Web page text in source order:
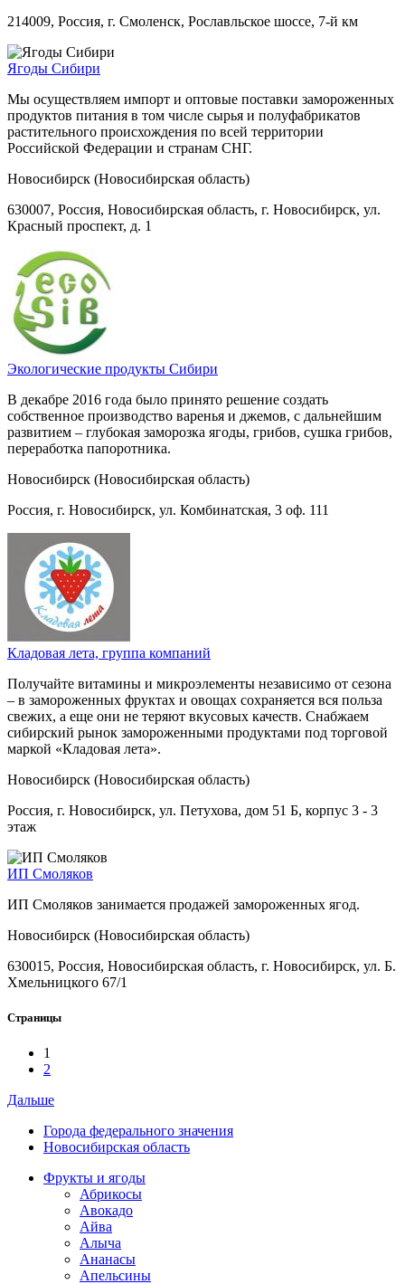
214009, Россия, г. Смоленск, Рославльское шоссе, 7-й км
Ягоды Сибири
Мы осуществляем импорт и оптовые поставки замороженных
продуктов питания в том числе сырья и полуфабрикатов
растительного происхождения по всей территории
Российской Федерации и странам СНГ.
Новосибирск (Новосибирская область)
630007, Россия, Новосибирская область, г. Новосибирск, ул.
Красный проспект, д. 1
Экологические продукты Сибири
В декабре 2016 года было принято решение создать
собственное производство варенья и джемов, с дальнейшим
развитием – глубокая заморозка ягоды, грибов, сушка грибов,
переработка папоротника.
Новосибирск (Новосибирская область)
Россия, г. Новосибирск, ул. Комбинатская, 3 оф. 111
Кладовая лета, группа компаний
Получайте витамины и микроэлементы независимо от сезона
– в замороженных фруктах и овощах сохраняется вся польза
свежих, а еще они не теряют вкусовых качеств. Снабжаем
сибирский рынок замороженными продуктами под торговой
маркой «Кладовая лета».
Новосибирск (Новосибирская область)
Россия, г. Новосибирск, ул. Петухова, дом 51 Б, корпус 3 - 3
этаж
ИП Смоляков
ИП Смоляков занимается продажей замороженных ягод.
Новосибирск (Новосибирская область)
630015, Россия, Новосибирская область, г. Новосибирск, ул. Б.
Хмельницкого 67/1
Страницы
1
2
Дальше
Города федерального значения
Новосибирская область
Фрукты и ягоды
Абрикосы
Авокадо
Айва
Алыча
Ананасы
Апельсины